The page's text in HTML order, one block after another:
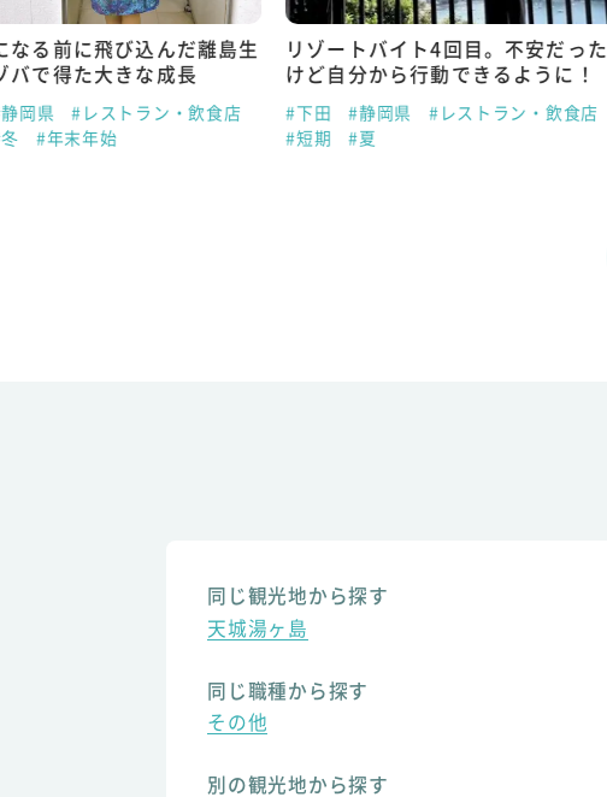
なる前に飛び込んだ離島生
バで得た大きな成長
岡県
#レストラン・飲食店
#年末年始
リゾートバイト4回目。不安だった
けど自分から行動できるように！
#下田 #静岡県
#レストラン・飲食店
#短期
#夏
同じ観光地から探す
天城湯ヶ島
同じ職種から探す
その他
別の観光地から探す